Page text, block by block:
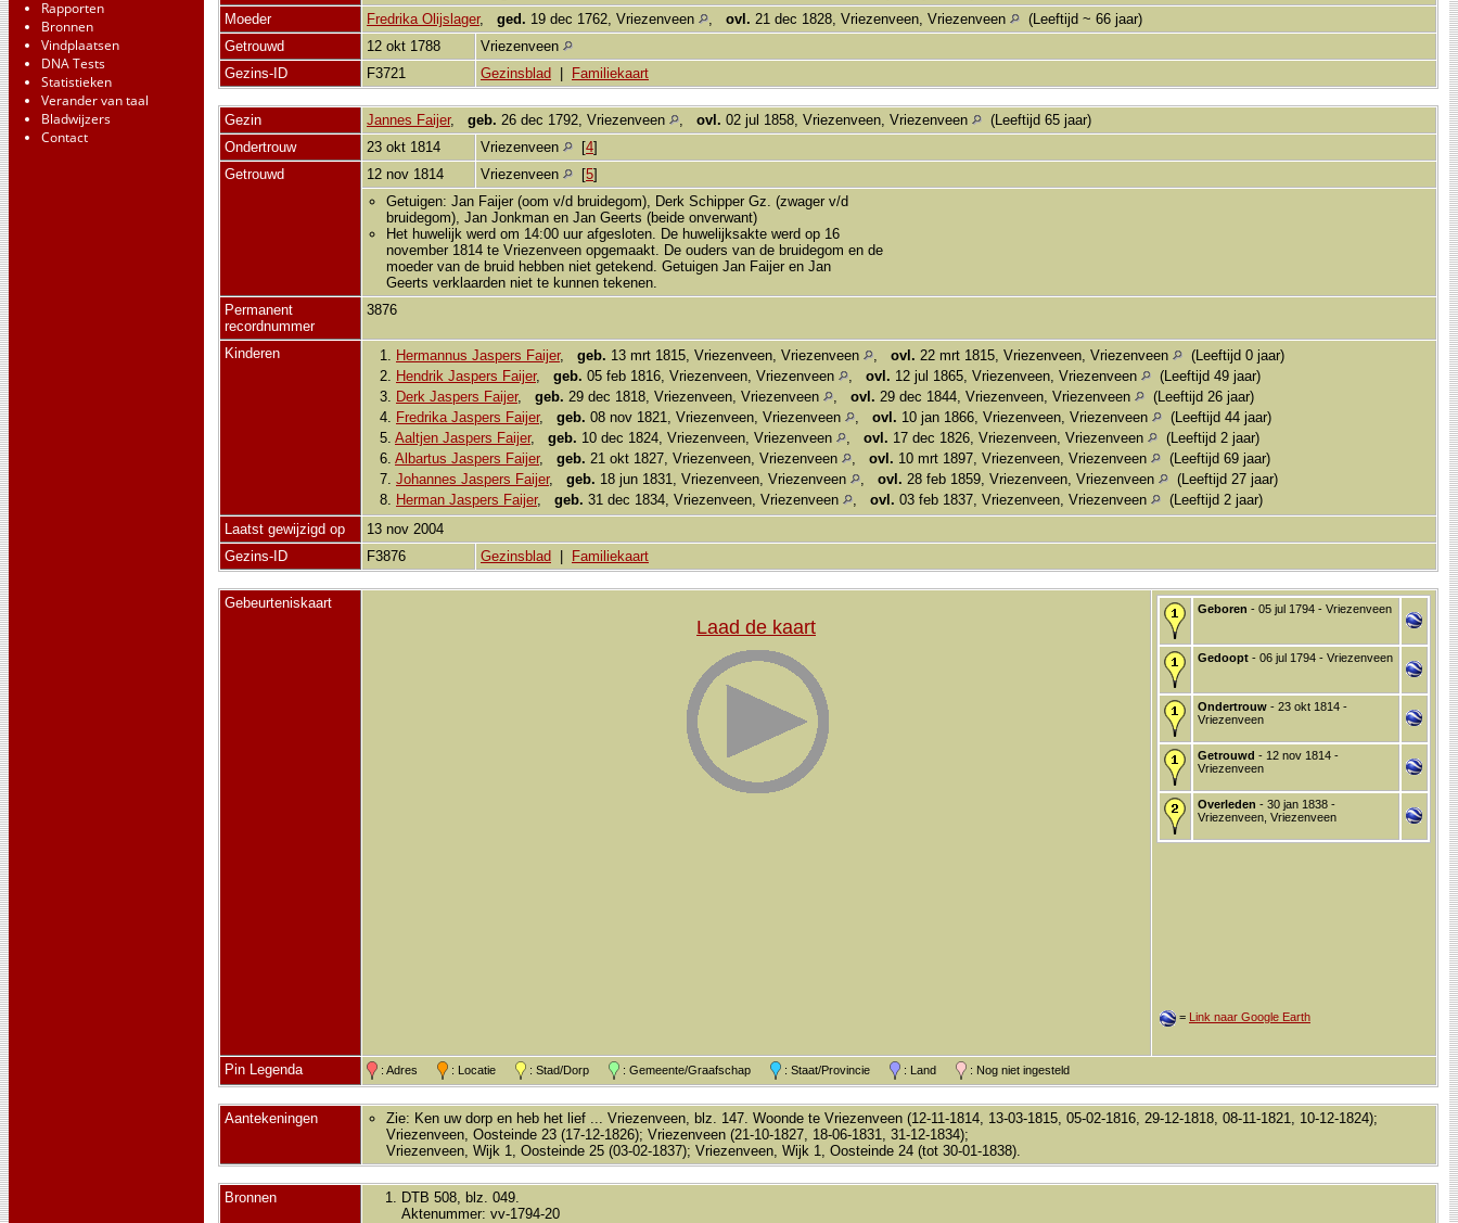
Rapporten
Bronnen
Vindplaatsen
DNA Tests
Statistieken
Verander van taal
Bladwijzers
Contact
Moeder
Fredrika Olijslager, ged. 19 dec 1762, Vriezenveen , ovl. 21 dec 1828, Vriezenveen, Vriezenveen
(Leeftijd ~ 66 jaar)
Getrouwd
12 okt 1788
Vriezenveen
Gezins-ID
F3721 Gezinsblad Familiekaart
Gezin Jannes Faijer, geb. 26 dec 1792, Vriezenveen , ovl. 02 jul 1858, Vriezenveen, Vriezenveen
(Leeftijd 65 jaar)
Ondertrouw
23 okt 1814 Vriezenveen [4]
Getrouwd
12 nov 1814 Vriezenveen [5]
Getuigen: Jan Faijer (oom v/d bruidegom), Derk Schipper Gz. (zwager v/d
bruidegom), Jan Jonkman en Jan Geerts (beide onverwant)
Het huwelijk werd om 14:00 uur afgesloten. De huwelijksakte werd op 16
november 1814 te Vriezenveen opgemaakt. De ouders van de bruidegom en de
moeder van de bruid hebben niet getekend. Getuigen Jan Faijer en Jan
Geerts verklaarden niet te kunnen tekenen.
Permanent
recordnummer
3876
Kinderen 1. Hermannus Jaspers Faijer, geb. 13 mrt 1815, Vriezenveen, Vriezenveen , ovl. 22 mrt 1815, Vriezenveen, Vriezenveen
(Leeftijd 0 jaar)
2. Hendrik Jaspers Faijer, geb. 05 feb 1816, Vriezenveen, Vriezenveen , ovl. 12 jul 1865, Vriezenveen, Vriezenveen
(Leeftijd 49 jaar)
3. Derk Jaspers Faijer, geb. 29 dec 1818, Vriezenveen, Vriezenveen , ovl. 29 dec 1844, Vriezenveen, Vriezenveen
(Leeftijd 26 jaar)
4. Fredrika Jaspers Faijer, geb. 08 nov 1821, Vriezenveen, Vriezenveen , ovl. 10 jan 1866, Vriezenveen, Vriezenveen
(Leeftijd 44 jaar)
5. Aaltjen Jaspers Faijer, geb. 10 dec 1824, Vriezenveen, Vriezenveen , ovl. 17 dec 1826, Vriezenveen, Vriezenveen
(Leeftijd 2 jaar)
6. Albartus Jaspers Faijer, geb. 21 okt 1827, Vriezenveen, Vriezenveen , ovl. 10 mrt 1897, Vriezenveen, Vriezenveen
(Leeftijd 69 jaar)
7. Johannes Jaspers Faijer, geb. 18 jun 1831, Vriezenveen, Vriezenveen , ovl. 28 feb 1859, Vriezenveen, Vriezenveen
(Leeftijd 27 jaar)
8. Herman Jaspers Faijer, geb. 31 dec 1834, Vriezenveen, Vriezenveen , ovl. 03 feb 1837, Vriezenveen, Vriezenveen
(Leeftijd 2 jaar)
Laatst gewijzigd op
13 nov 2004
Gezins-ID
F3876 Gezinsblad Familiekaart
Gebeurteniskaart
Laad de kaart
Geboren - 05 jul 1794 - Vriezenveen
Gedoopt - 06 jul 1794 - Vriezenveen
Ondertrouw - 23 okt 1814 -
Vriezenveen
Getrouwd - 12 nov 1814 -
Vriezenveen
Overleden - 30 jan 1838 -
Vriezenveen, Vriezenveen
= Link naar Google Earth
Pin Legenda : Adres : Locatie : Stad/Dorp : Gemeente/Graafschap : Staat/Provincie : Land : Nog niet ingesteld
Aantekeningen
Zie: Ken uw dorp en heb het lief ... Vriezenveen, blz. 147. Woonde te Vriezenveen (12-11-1814, 13-03-1815, 05-02-1816, 29-12-1818, 08-11-1821, 10-12-1824);
Vriezenveen, Oosteinde 23 (17-12-1826); Vriezenveen (21-10-1827, 18-06-1831, 31-12-1834);
Vriezenveen, Wijk 1, Oosteinde 25 (03-02-1837); Vriezenveen, Wijk 1, Oosteinde 24 (tot 30-01-1838).
Bronnen
DTB 508, blz. 049.
Aktenummer: vv-1794-20